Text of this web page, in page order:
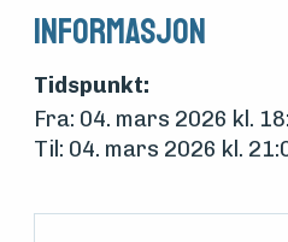
Informasjon
Tidspunkt:
Fra: 04. mars 2026 kl.
Til: 04. mars 2026 kl.